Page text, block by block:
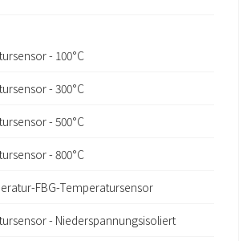
- 100°C
- 300°C
- 500°C
- 800°C
FBG-Temperatursensor
- Niederspannungsisoliert